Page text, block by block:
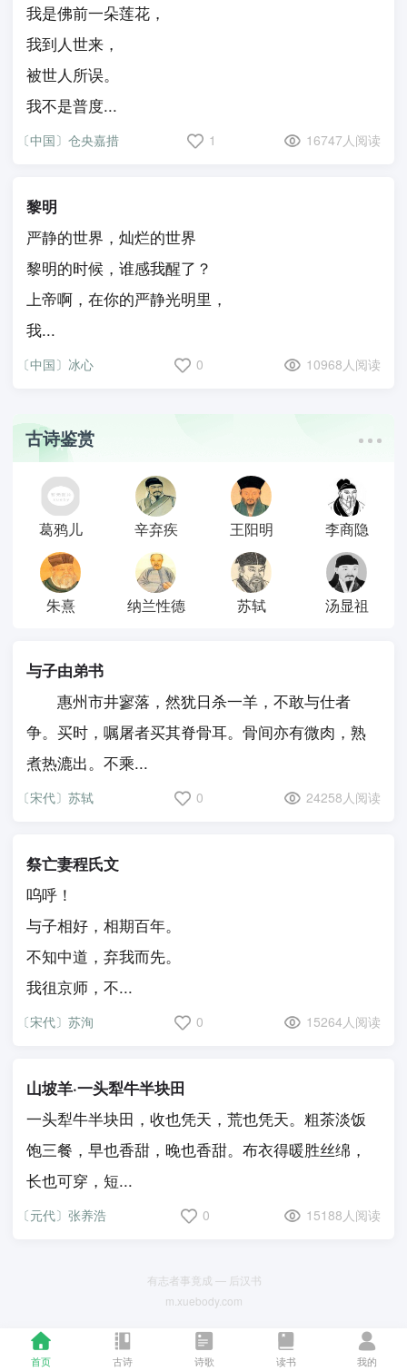
首页 古诗 诗歌 读书 我的
我是佛前一朵莲花，
我到人世来，
被世人所误。
我不是普度...
〔中国〕仓央嘉措 1 16747人阅读
黎明
严静的世界，灿烂的世界
黎明的时候，谁感我醒了？
上帝啊，在你的严静光明里，
我...
〔中国〕冰心 0 10968人阅读
古诗鉴赏
葛鸦儿 辛弃疾 王阳明 李商隐
朱熹 纳兰性德 苏轼 汤显祖
与子由弟书
惠州市井寥落，然犹日杀一羊，不敢与仕者
争。买时，嘱屠者买其脊骨耳。骨间亦有微肉，熟
煮热漉出。不乘...
〔宋代〕苏轼 0 24258人阅读
祭亡妻程氏文
呜呼！
与子相好，相期百年。
不知中道，弃我而先。
我徂京师，不...
〔宋代〕苏洵 0 15264人阅读
山坡羊·一头犁牛半块田
一头犁牛半块田，收也凭天，荒也凭天。粗茶淡饭
饱三餐，早也香甜，晚也香甜。布衣得暖胜丝绵，
长也可穿，短...
〔元代〕张养浩 0 15188人阅读
有志者事竟成 — 后汉书
m.xuebody.com